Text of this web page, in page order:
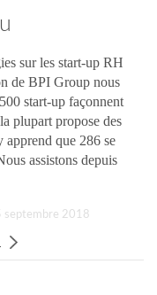
sur les start-up RH
de BPI Group nous
start-up façonnent
plupart propose des
apprend que 286 se
assistons depuis
septembre 2018